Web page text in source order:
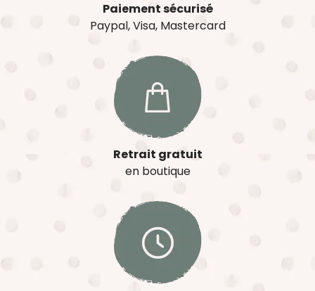
Paiement sécurisé
Paypal, Visa, Mastercard
Retrait gratuit
en boutique